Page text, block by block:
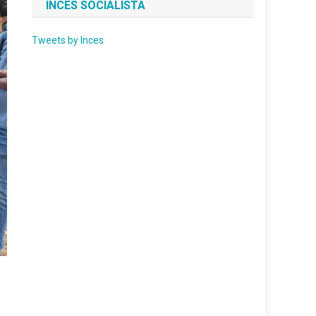
INCES SOCIALISTA
Tweets by Inces